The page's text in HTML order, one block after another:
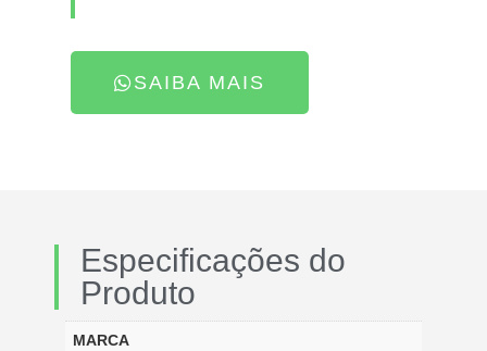
SAIBA MAIS
Especificações do
Produto
MARCA